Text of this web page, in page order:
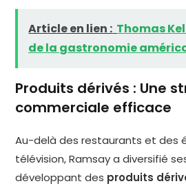
Article en lien : Thomas
de la gastronomie
Produits dérivés : Une
commerciale efficace
Au-delà des restaurants et des
télévision, Ramsay a diversifié
développant des produits